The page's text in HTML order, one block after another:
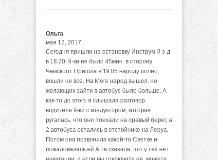
Ольга
мая 12, 2017
Сегодня пришли на остановку Инструм-й з-д
в 18.20. 9-ки не было 45мин. в сторону
Чемского. Пришла в 19.05 народу полно,
вошли не все. На Меге народ вышел, но
желающих зайти в автобус было больше. А
как-то до этого я слышала разговор
водителя 9-ки с кондуктором, которая
ругалась, что они поехали на правый берег, а
2 автобуса остались в отстойнике на Леруа.
Потом она позвонила какой-то Светке и
пожаловалась ей.А та сказала, что у тех нет